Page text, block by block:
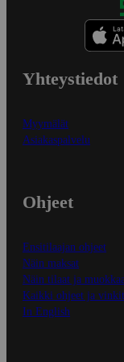
Yhteystiedot
Myymälät
Asiakaspalvelu
Ohjeet
Ensitilaajan ohjeet
Näin maksat
Näin tilaat ja
Kaikki ohjeet ja vinkit
In English